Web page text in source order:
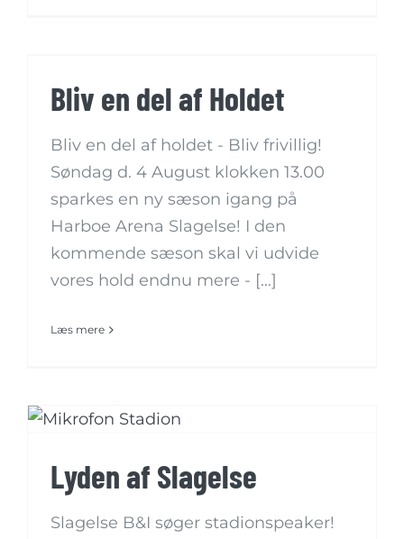
Bliv en del af Holdet
Bliv en del af holdet - Bliv frivillig!
Søndag d. 4 August klokken 13.00
sparkes en ny sæson igang på
Harboe Arena Slagelse! I den
kommende sæson skal vi udvide
vores hold endnu mere - [...]
Læs mere
Lyden af Slagelse
Slagelse B&I søger stadionspeaker!